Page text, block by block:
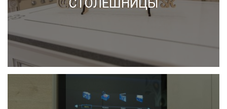
СТОЛЕШНИЦЫ